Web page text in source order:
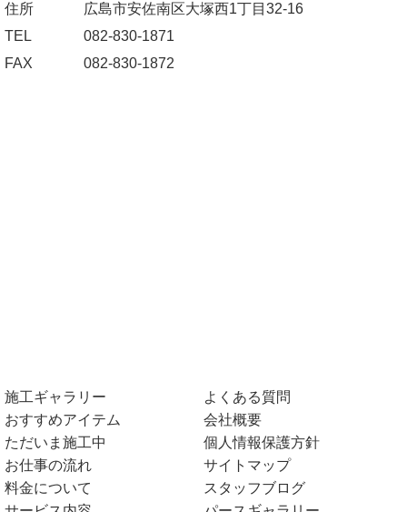
住所
広島市安佐南区大塚西1丁目32-16
TEL
082-830-1871
FAX
082-830-1872
施工ギャラリー
おすすめアイテム
ただいま施工中
お仕事の流れ
料金について
よくある質問
会社概要
個人情報保護方針
サイトマップ
スタッフブログ